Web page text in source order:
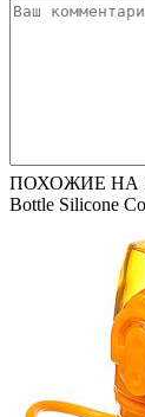
ПОХОЖИЕ НА
Bottle Silicone